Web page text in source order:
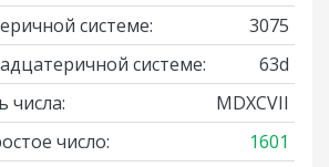
системе:
3075
системе:
63d
числа:
MDXCVII
число:
1601